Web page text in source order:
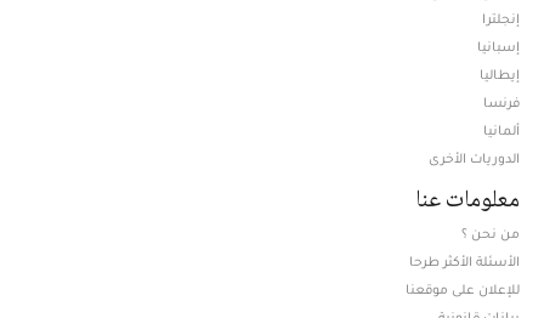
إنجلترا
إسبانيا
إيطاليا
فرنسا
ألمانيا
الدوريات الأخرى
معلومات عنا
من نحن ؟
الأسئلة الأكثر طرحا
للإعلان على موقعنا